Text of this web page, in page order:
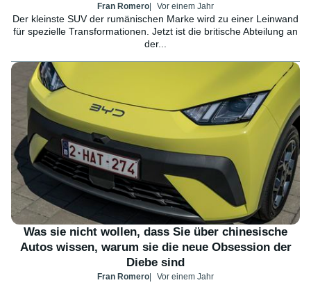
Fran Romero Vor einem Jahr
Der kleinste SUV der rumänischen Marke wird zu einer Leinwand
für spezielle Transformationen. Jetzt ist die britische Abteilung an
der...
Was sie nicht wollen, dass Sie über chinesische
Autos wissen, warum sie die neue Obsession der
Diebe sind
Fran Romero Vor einem Jahr